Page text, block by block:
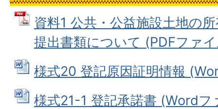
資料1 公共・公益施設土地の
提出書類について (PDFファ
様式20 登記原因証明情報
様式21-1 登記承諾書 (Word